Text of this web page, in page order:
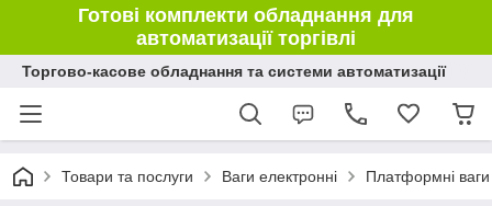
Готові комплекти обладнання для
автоматизації торгівлі
Торгово-касове обладнання та системи автоматизації
Товари та послуги Ваги електронні Платформні ваги